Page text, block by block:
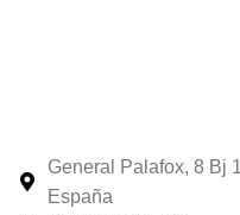
General Palafox, 8 Bj
España